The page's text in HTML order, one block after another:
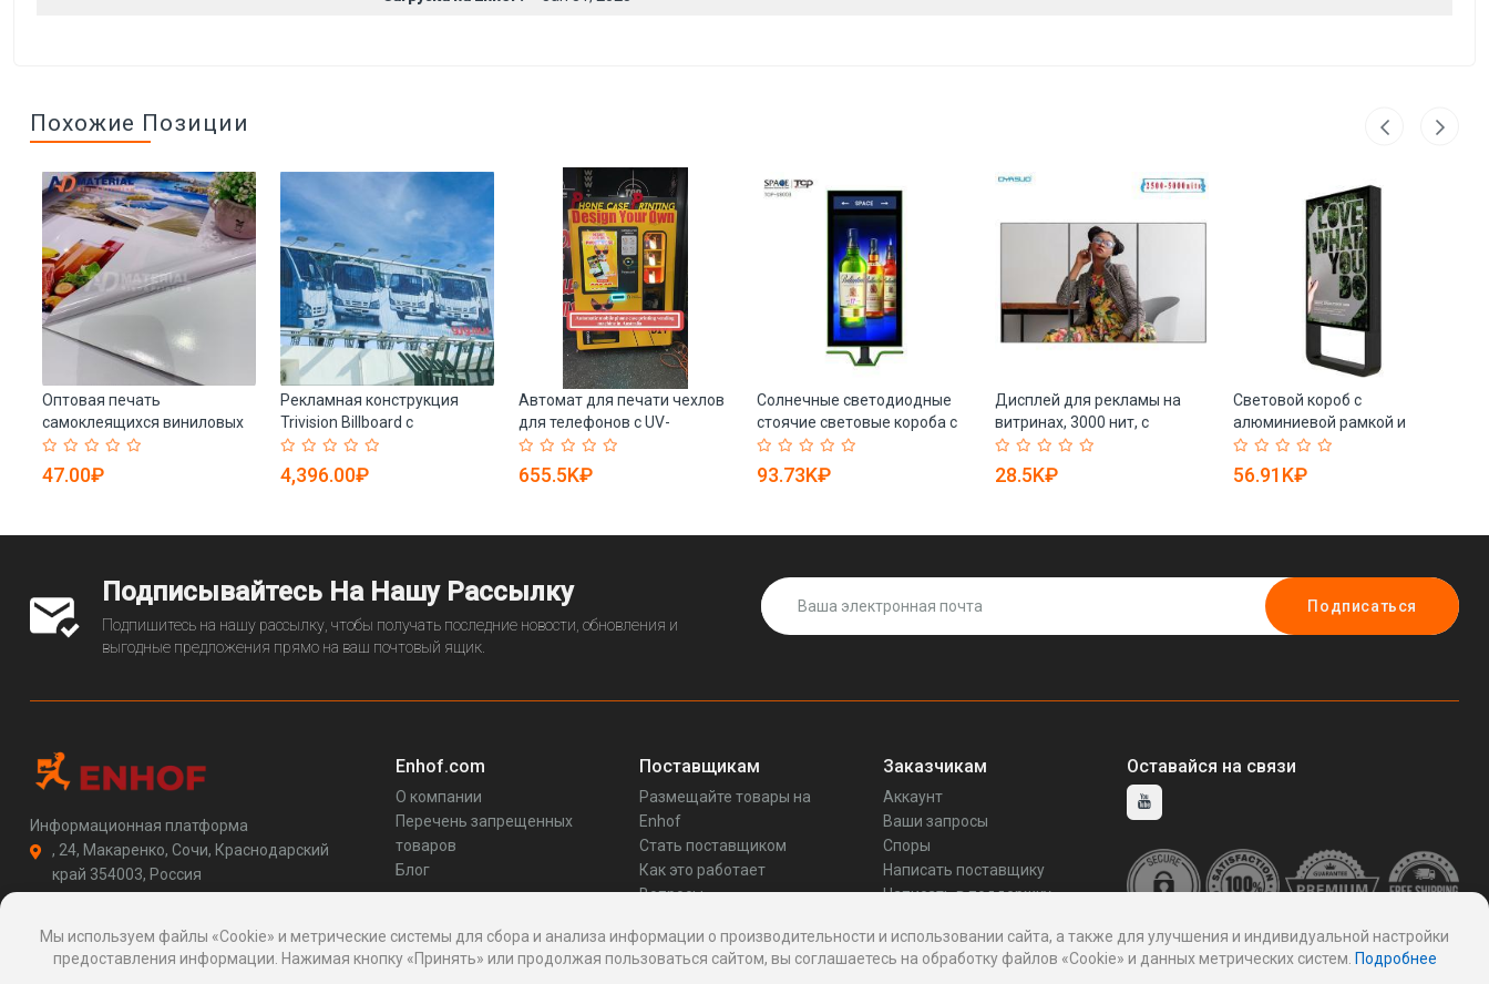
Похожие Позиции
Оптовая печать
самоклеящихся виниловых
наклеек для производства и
продажи (арт. 912558)
47.00₽
Рекламная конструкция
Trivision Billboard с
высочайшим качеством
изготовления (арт. 25-
3072063)
4,396.00₽
Автомат для печати чехлов
для телефонов с UV-
принтером и оплатой
картами (арт. 16121219)
655.5K₽
Солнечные светодиодные
стоячие световые короба с
двухсторонними
квадратными узорами (арт.
93.73K₽
Дисплей для рекламы на
витринах, 3000 нит, с
высокой яркостью,
читаемый при солнце (арт.
28.5K₽
Световой короб с
алюминиевой рамкой и
светодиодной подсветкой
для наружного
56.91K₽
Подписывайтесь На Нашу Рассылку
Подпишитесь на нашу рассылку, чтобы получать последние новости, обновления и
выгодные предложения прямо на ваш почтовый ящик.
Подписаться
Информационная платформа
, 24, Макаренко, Сочи, Краснодарский
край 354003, Россия
http://enhof.com
Enhof.com
О компании
Перечень запрещенных
товаров
Блог
Поставщикам
Размещайте товары на
Enhof
Стать поставщиком
Как это работает
Вопросы
Заказчикам
Аккаунт
Ваши запросы
Споры
Написать поставщику
Написать в поддержку
Оставайся на связи
Мы используем файлы «Cookie» и метрические системы для сбора и анализа информации о производительности и использовании сайта, а также для улучшения и индивидуальной настройки
предоставления информации. Нажимая кнопку «Принять» или продолжая пользоваться сайтом, вы соглашаетесь на обработку файлов «Cookie» и данных метрических систем. Подробнее